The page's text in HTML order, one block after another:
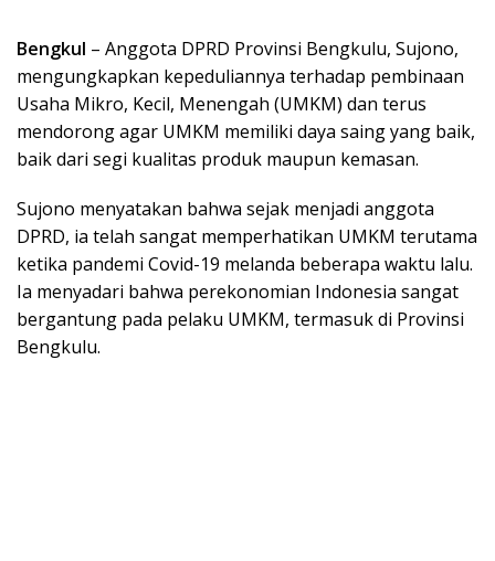
Bengkul – Anggota DPRD Provinsi Bengkulu, Sujono,
mengungkapkan kepeduliannya terhadap pembinaan
Usaha Mikro, Kecil, Menengah (UMKM) dan terus
mendorong agar UMKM memiliki daya saing yang baik,
baik dari segi kualitas produk maupun kemasan.
Sujono menyatakan bahwa sejak menjadi anggota
DPRD, ia telah sangat memperhatikan UMKM terutama
ketika pandemi Covid-19 melanda beberapa waktu lalu.
Ia menyadari bahwa perekonomian Indonesia sangat
bergantung pada pelaku UMKM, termasuk di Provinsi
Bengkulu.